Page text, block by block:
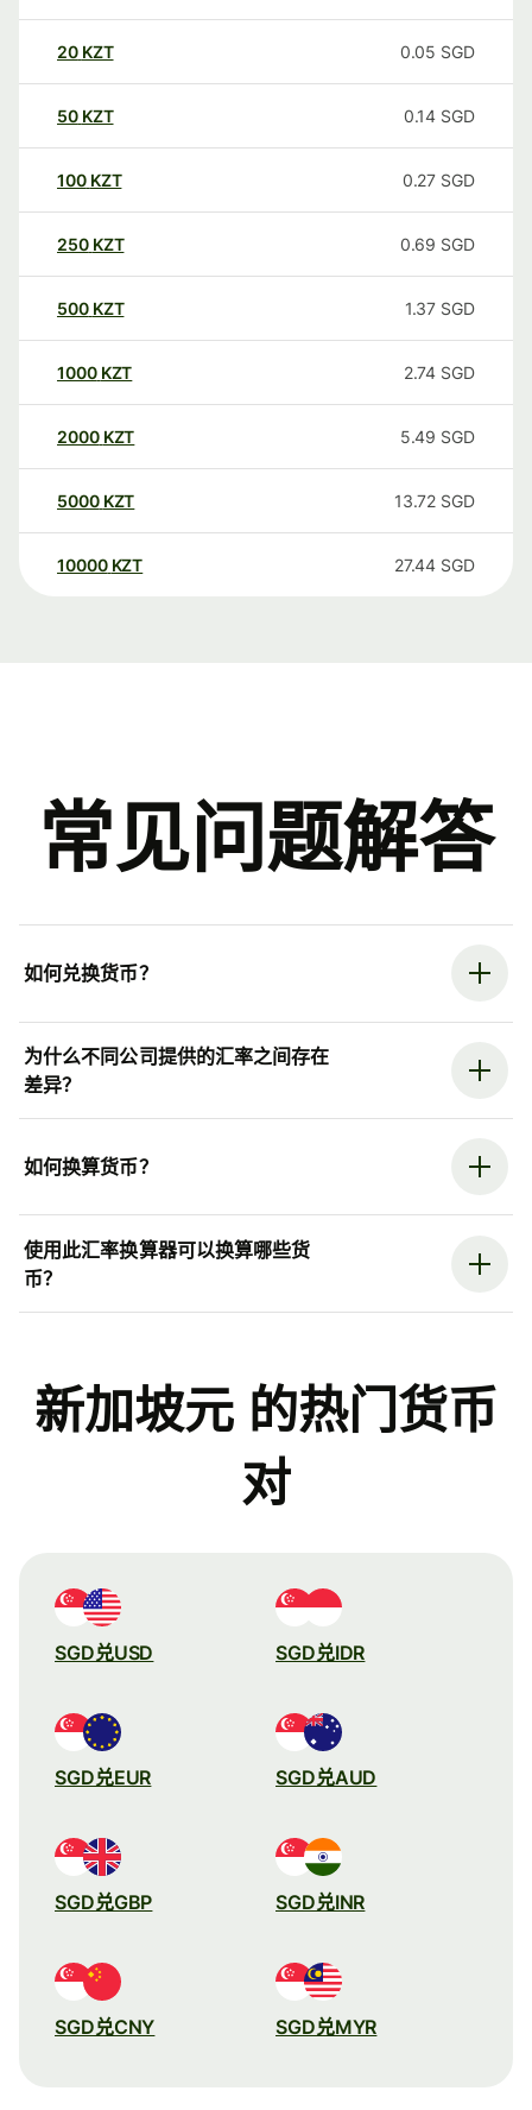
20 KZT 0.05 SGD
50 KZT 0.14 SGD
100 KZT 0.27 SGD
250 KZT 0.69 SGD
500 KZT 1.37 SGD
1000 KZT 2.74 SGD
2000 KZT 5.49 SGD
5000 KZT 13.72 SGD
10000 KZT 27.44 SGD
常见问题解答
如何兑换货币？
为什么不同公司提供的汇率之间存在
差异？
如何换算货币？
使用此汇率换算器可以换算哪些货
币？
新加坡元 的热门货币
对
SGD兑USD SGD兑IDR
SGD兑EUR SGD兑AUD
SGD兑GBP SGD兑INR
SGD兑CNY SGD兑MYR